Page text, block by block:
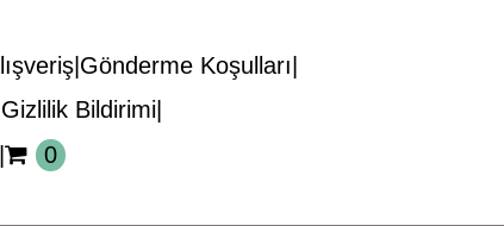
Gönderme Koşulları
Gizlilik Bildirimi
0